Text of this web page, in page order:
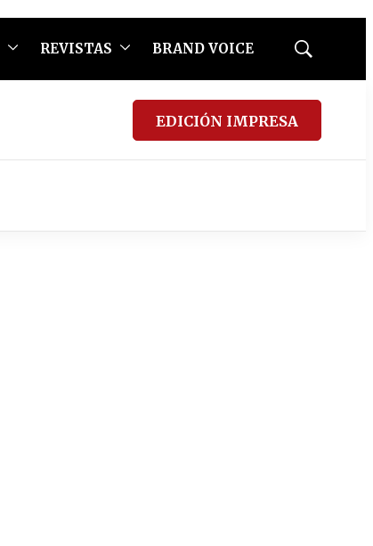
REVISTAS BRAND VOICE
Mostrar
EDICIÓN IMPRESA